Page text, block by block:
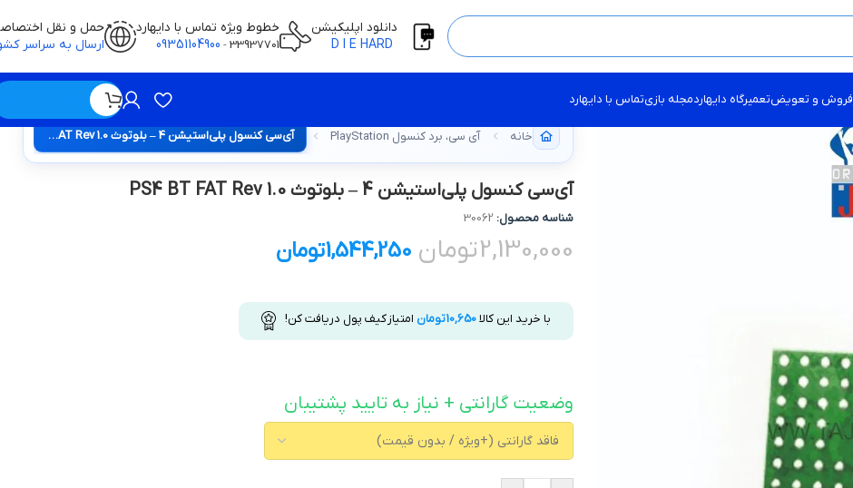
دانلود اپلیکیشن
خطوط ویژه تماس با دایهارد
33937701
-
09351104900
حمل و نقل
ارسال به سراسر
فروش و تعویضتعمیرگاه دایهاردمجله بازیتماس با دایهارد
خانه آی سی، برد کنسول PlayStation آی‌سی کنسول پلی‌استیشن 4 – بلوتوث PS4 BT FAT Rev 1.0
آی‌سی کنسول پلی‌استیشن 4 – بلوتوث PS4 BT FAT Rev 1.0
شناسه محصول: 30062
2,130,000تومان 1,544,250تومان
با خرید این کالا10,650تومان امتیاز کیف پول دریافت کن!
وضعیت گارانتی + نیاز به تایید پشتیبان